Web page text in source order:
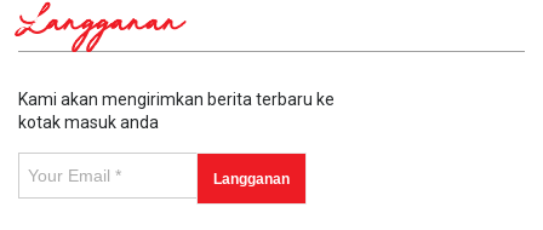
Langganan
Kami akan mengirimkan berita terbaru ke
kotak masuk anda